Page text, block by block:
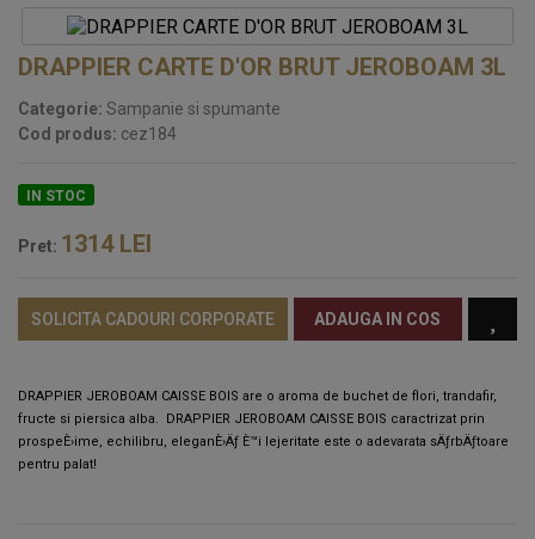
DRAPPIER CARTE D'OR BRUT JEROBOAM 3L
Categorie: Sampanie si spumante
Cod produs: cez184
IN STOC
Pret: 1314LEI
SOLICITA CADOURI CORPORATE ADAUGA IN COS
DRAPPIER JEROBOAM CAISSE BOIS are o aroma de buchet de flori, trandafir,
fructe si piersica alba. DRAPPIER JEROBOAM CAISSE BOIS caractrizat prin
prospeÈ›ime, echilibru, eleganÈ›Äƒ È™i lejeritate este o adevarata sÄƒrbÄƒtoare
pentru palat!